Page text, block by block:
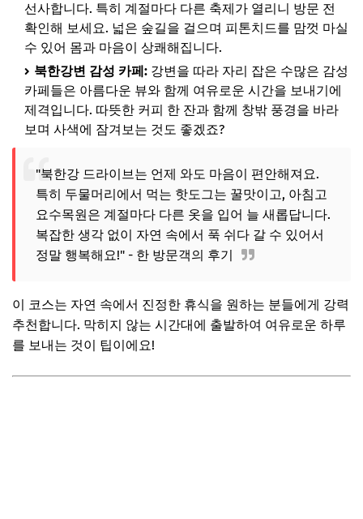
선사합니다. 특히 계절마다 다른 축제가 열리니 방문 전
확인해 보세요. 넓은 숲길을 걸으며 피톤치드를 맘껏 마실
수 있어 몸과 마음이 상쾌해집니다.
북한강변 감성 카페: 강변을 따라 자리 잡은 수많은 감성
카페들은 아름다운 뷰와 함께 여유로운 시간을 보내기에
제격입니다. 따뜻한 커피 한 잔과 함께 창밖 풍경을 바라
보며 사색에 잠겨보는 것도 좋겠죠?
"북한강 드라이브는 언제 와도 마음이 편안해져요.
특히 두물머리에서 먹는 핫도그는 꿀맛이고, 아침고
요수목원은 계절마다 다른 옷을 입어 늘 새롭답니다.
복잡한 생각 없이 자연 속에서 푹 쉬다 갈 수 있어서
정말 행복해요!" - 한 방문객의 후기
이 코스는 자연 속에서 진정한 휴식을 원하는 분들에게 강력
추천합니다. 막히지 않는 시간대에 출발하여 여유로운 하루
를 보내는 것이 팁이에요!